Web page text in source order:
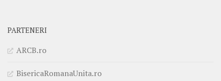
PARTENERI
ARCB.ro
BisericaRomanaUnita.ro